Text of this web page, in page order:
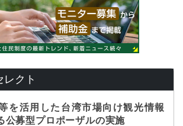
レクト
を活用した台湾市場向け観光情報
公募型プロポーザルの実施